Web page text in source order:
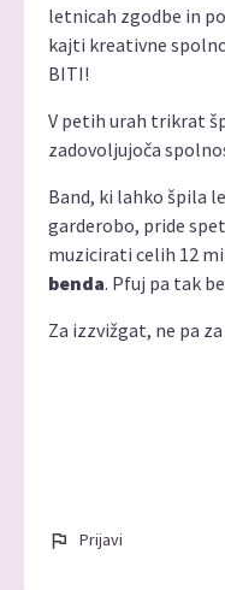
letnicah zgodbe in
kajti kreativne
BITI!
V petih urah trikrat
zadovoljujoča
Band, ki lahko špila
garderobo, pride
muzicirati celih 12
benda. Pfuj pa tak
Za izzvižgat, ne pa
Prijavi